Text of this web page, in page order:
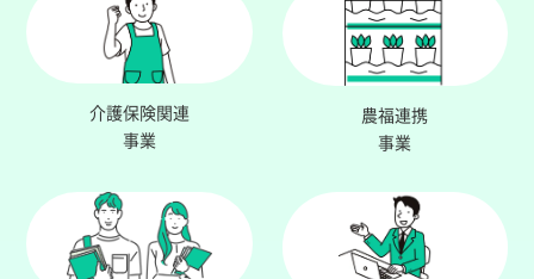
介護保険関連
事業
農福連携
事業